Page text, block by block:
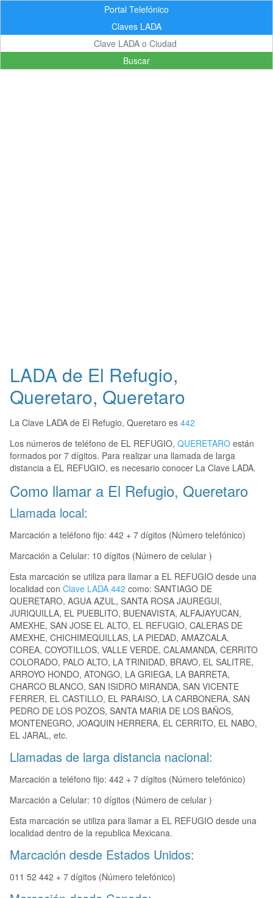
Portal Telefónico
Claves LADA
Buscar
LADA de El Refugio,
Queretaro, Queretaro
La Clave LADA de El Refugio, Queretaro es 442
Los números de teléfono de EL REFUGIO, QUERETARO están
formados por 7 dígitos. Para realizar una llamada de larga
distancia a EL REFUGIO, es necesario conocer La Clave LADA.
Como llamar a El Refugio, Queretaro
Llamada local:
Marcación a teléfono fijo: 442 + 7 dígitos (Número telefónico)
Marcación a Celular: 10 dígitos (Número de celular )
Esta marcación se utiliza para llamar a EL REFUGIO desde una
localidad con Clave LADA 442 como: SANTIAGO DE
QUERETARO, AGUA AZUL, SANTA ROSA JAUREGUI,
JURIQUILLA, EL PUEBLITO, BUENAVISTA, ALFAJAYUCAN,
AMEXHE, SAN JOSE EL ALTO, EL REFUGIO, CALERAS DE
AMEXHE, CHICHIMEQUILLAS, LA PIEDAD, AMAZCALA,
COREA, COYOTILLOS, VALLE VERDE, CALAMANDA, CERRITO
COLORADO, PALO ALTO, LA TRINIDAD, BRAVO, EL SALITRE,
ARROYO HONDO, ATONGO, LA GRIEGA, LA BARRETA,
CHARCO BLANCO, SAN ISIDRO MIRANDA, SAN VICENTE
FERRER, EL CASTILLO, EL PARAISO, LA CARBONERA, SAN
PEDRO DE LOS POZOS, SANTA MARIA DE LOS BAÑOS,
MONTENEGRO, JOAQUIN HERRERA, EL CERRITO, EL NABO,
EL JARAL, etc.
Llamadas de larga distancia nacional:
Marcación a teléfono fijo: 442 + 7 dígitos (Número telefónico)
Marcación a Celular: 10 dígitos (Número de celular )
Esta marcación se utiliza para llamar a EL REFUGIO desde una
localidad dentro de la republica Mexicana.
Marcación desde Estados Unidos:
011 52 442 + 7 dígitos (Número telefónico)